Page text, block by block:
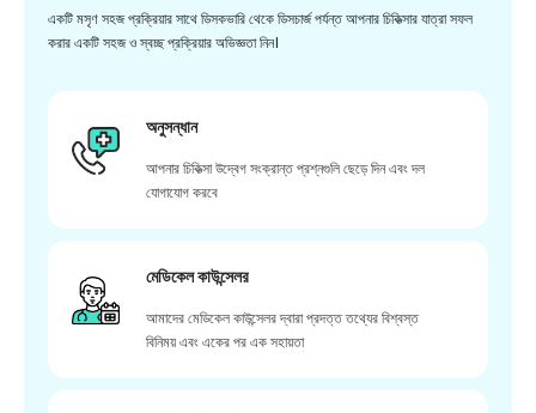
একটি মসৃণ সহজ প্রক্রিয়ার সাথে ডিসকভারি থেকে ডিসচার্জ পর্যন্ত আপনার চিকিত্সার যাত্রা সফল
করার একটি সহজ ও স্বচ্ছ প্রক্রিয়ার অভিজ্ঞতা নিন।
অনুসন্ধান
আপনার চিকিত্সা উদ্বেগ সংক্রান্ত প্রশ্নগুলি ছেড়ে দিন এবং দল
যোগাযোগ করবে
মেডিকেল কাউন্সেলর
আমাদের মেডিকেল কাউন্সেলর দ্বারা প্রদত্ত তথ্যের বিশ্বস্ত
বিনিময় এবং একের পর এক সহায়তা